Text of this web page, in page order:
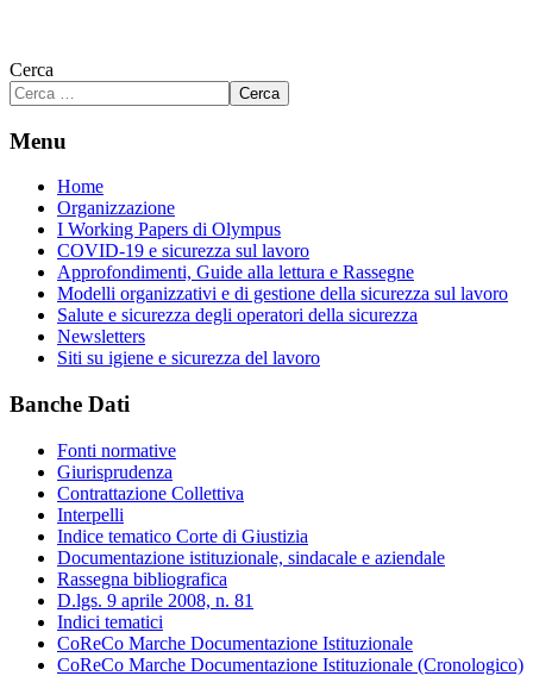
Cerca
Cerca
Menu
Home
Organizzazione
I Working Papers di Olympus
COVID-19 e sicurezza sul lavoro
Approfondimenti, Guide alla lettura e Rassegne
Modelli organizzativi e di gestione della sicurezza sul lavoro
Salute e sicurezza degli operatori della sicurezza
Newsletters
Siti su igiene e sicurezza del lavoro
Banche Dati
Fonti normative
Giurisprudenza
Contrattazione Collettiva
Interpelli
Indice tematico Corte di Giustizia
Documentazione istituzionale, sindacale e aziendale
Rassegna bibliografica
D.lgs. 9 aprile 2008, n. 81
Indici tematici
CoReCo Marche Documentazione Istituzionale
CoReCo Marche Documentazione Istituzionale (Cronologico)